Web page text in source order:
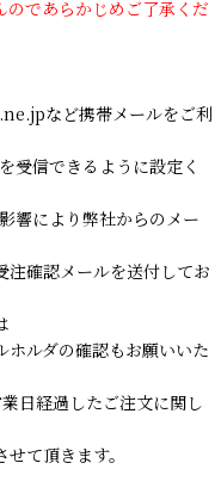
であらかじめご了承くだ
など携帯メールをご利
受信できるように設定く
響により弊社からのメー
注確認メールを送付してお
ルダの確認もお願いいた
日経過したご注文に関し
て頂きます。